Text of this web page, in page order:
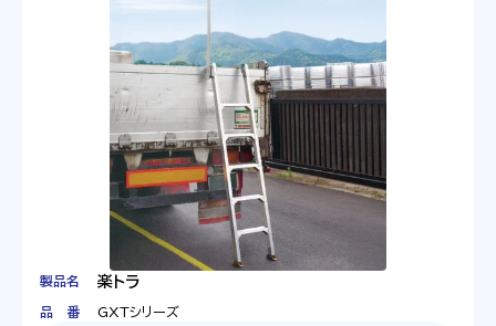
製品名 楽トラ
品番 GXTシリーズ